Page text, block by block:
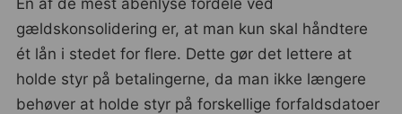
gældskonsolidering er, at man kun skal håndtere
ét lån i stedet for flere. Dette gør det lettere at
holde styr på betalingerne, da man ikke længere
behøver at holde styr på forskellige forfaldsdatoer